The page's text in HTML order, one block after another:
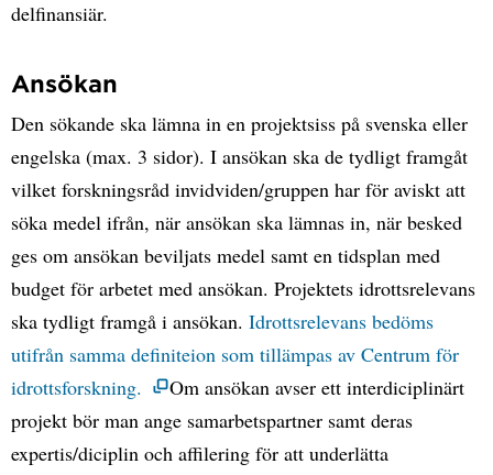
delfinansiär.
Ansökan
Den sökande ska lämna in en projektsiss på svenska eller
engelska (max. 3 sidor). I ansökan ska de tydligt framgåt
vilket forskningsråd invidviden/gruppen har för aviskt att
söka medel ifrån, när ansökan ska lämnas in, när besked
ges om ansökan beviljats medel samt en tidsplan med
budget för arbetet med ansökan. Projektets idrottsrelevans
ska tydligt framgå i ansökan. Idrottsrelevans bedöms
utifrån samma definiteion som tillämpas av Centrum för
idrottsforskning.
Om ansökan avser ett interdiciplinärt
projekt bör man ange samarbetspartner samt deras
expertis/diciplin och affilering för att underlätta